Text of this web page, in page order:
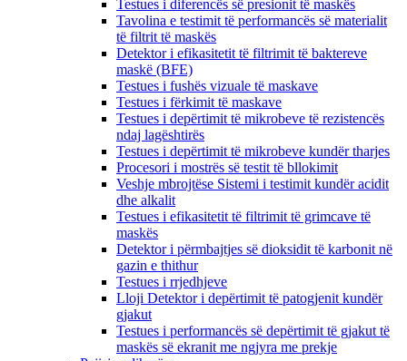
Testues i diferencës së presionit të maskës
Tavolina e testimit të performancës së materialit
të filtrit të maskës
Detektor i efikasitetit të filtrimit të baktereve
maskë (BFE)
Testues i fushës vizuale të maskave
Testues i fërkimit të maskave
Testues i depërtimit të mikrobeve të rezistencës
ndaj lagështirës
Testues i depërtimit të mikrobeve kundër tharjes
Procesori i mostrës së testit të bllokimit
Veshje mbrojtëse Sistemi i testimit kundër acidit
dhe alkalit
Testues i efikasitetit të filtrimit të grimcave të
maskës
Detektor i përmbajtjes së dioksidit të karbonit në
gazin e thithur
Testues i rrjedhjeve
Lloji Detektor i depërtimit të patogjenit kundër
gjakut
Testues i performancës së depërtimit të gjakut të
maskës së ekranit me ngjyra me prekje